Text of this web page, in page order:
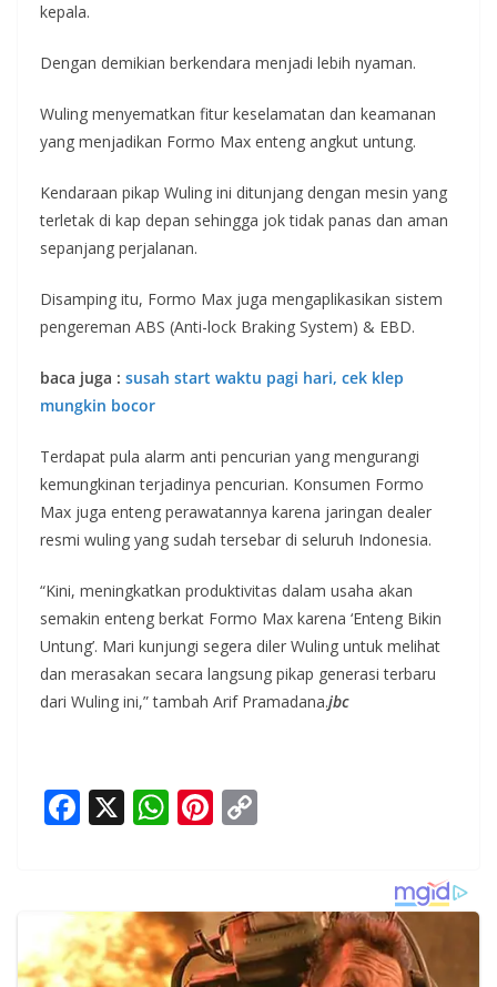
kepala.
Dengan demikian berkendara menjadi lebih nyaman.
Wuling menyematkan fitur keselamatan dan keamanan
yang menjadikan Formo Max enteng angkut untung.
Kendaraan pikap Wuling ini ditunjang dengan mesin yang
terletak di kap depan sehingga jok tidak panas dan aman
sepanjang perjalanan.
Disamping itu, Formo Max juga mengaplikasikan sistem
pengereman ABS (Anti-lock Braking System) & EBD.
baca juga : susah start waktu pagi hari, cek klep
mungkin bocor
Terdapat pula alarm anti pencurian yang mengurangi
kemungkinan terjadinya pencurian. Konsumen Formo
Max juga enteng perawatannya karena jaringan dealer
resmi wuling yang sudah tersebar di seluruh Indonesia.
“Kini, meningkatkan produktivitas dalam usaha akan
semakin enteng berkat Formo Max karena ‘Enteng Bikin
Untung’. Mari kunjungi segera diler Wuling untuk melihat
dan merasakan secara langsung pikap generasi terbaru
dari Wuling ini,” tambah Arif Pramadana.jbc
F
b
o
X W
s
A
Pi
e
st
y
Li